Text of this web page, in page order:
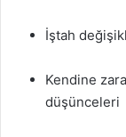
İştah
Kendine
düşünceleri